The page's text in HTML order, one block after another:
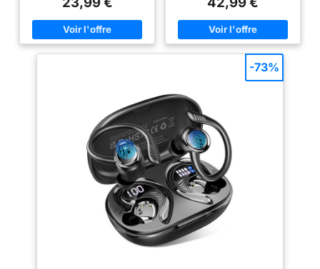
14.2mm, restaurer un son vif et
délicat et apporter un véritable
festin audio aux oreilles. La
technologie ENC Call Noise
Cancelling des oreillette
vous offre des appels d'une
grande clarté. Bluetooth 5.4 et
Couplage Automatique:
Ecouteurs sans fil adoptent la
technologie Bluetoth 5.4,
puissante pour une
transmission plus stable et une
consommation d'énergie plus
faible, ce qui prolonge
considérablement la distance
de transmission et améliore la
vitesse par rapport à Bluetoth
5.2, vous apporter une
expérience d'écoute plus stable
avec mémoire 8 Go et profitez
de vos titres sans smartphone.
Remarque : le Bluetooth ne
fonctionne pas sous l’eau. IPX8
étanche pour piscine & sport –
Conçu comme casque
conduction osseuse natation,
écouteur natation et écouteur
protection IPX8 aide à résister à
l’eau, à la transpiration et à la
poussière, idéal pour piscine,
nage, entraînement, fitness et
outdoor. Open-Ear confort &
oreille ouverte – La conduction
osseuse garde les oreilles
libres, sans embout intra-
auriculaire, pour réduire la
pression et mieux percevoir
l’environnement. Pratique
comme casque Open-Ear sport
pour course à pied, running,
marche, cyclisme, vélo et salle
-73%